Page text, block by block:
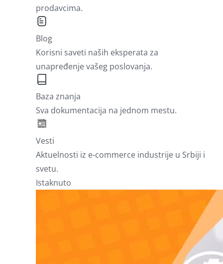
prodavcima.
Blog
Korisni saveti naših eksperata za
unapređenje vašeg poslovanja.
Baza znanja
Sva dokumentacija na jednom mestu.
Vesti
Aktuelnosti iz e-commerce industrije u Srbiji i
svetu.
Istaknuto